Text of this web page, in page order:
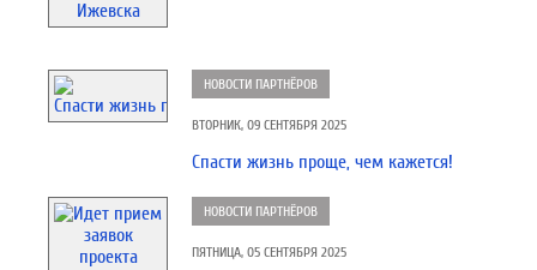
НОВОСТИ ПАРТНЁРОВ
ВТОРНИК, 09 СЕНТЯБРЯ 2025
Спасти жизнь проще, чем кажется!
НОВОСТИ ПАРТНЁРОВ
ПЯТНИЦА, 05 СЕНТЯБРЯ 2025